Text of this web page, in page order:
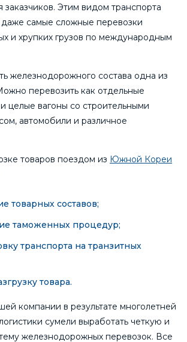
заказчиков. Этим видом транспорта
даже самые сложные перевозки
и хрупких грузов по международным
железнодорожного состава одна из
перевозить как отдельные
целые вагоны со строительными
автомобили и различное
товаров поездом из Южной Кореи
товарных составов;
таможенных процедур;
транспорта на транзитных
товара.
компании в результате многолетней
сумели выработать четкую и
железнодорожных перевозок. Все